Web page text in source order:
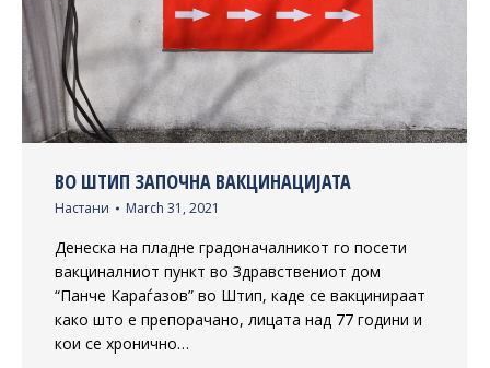
ВО ШТИП ЗАПОЧНА ВАКЦИНАЦИЈАТА
Настани March 31, 2021
Денеска на пладне градоначалникот го посети
вакциналниот пункт во Здравствениот дом
“Панче Караѓазов” во Штип, каде се вакцинираат
како што е препорачано, лицата над 77 години и
кои се хронично…